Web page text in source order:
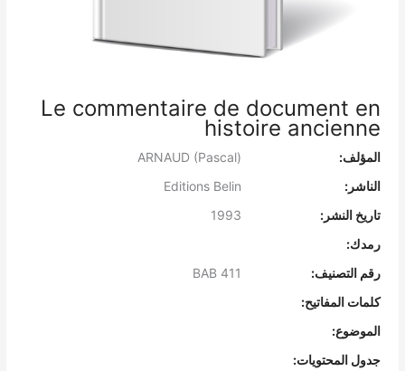
Le commentaire de document en
histoire ancienne
المؤلف:
الناشر:
تاريخ النشر:
رمدك:
رقم التصنيف:
كلمات المفاتيح:
الموضوع:
جدول المحتويات: